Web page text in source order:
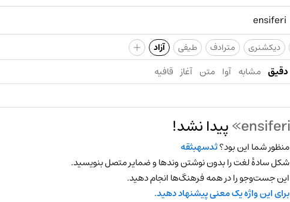
دیکشنری مترادف طیفی آزاد +
دقیق مشابه آوا متن آغاز قافیه
پیدا نشد!
منظور شما این بود؟ثدسهبثقه
شکل سادهٔ لغت را بدون نوشتن وندها و ضمایر متصل بنویسید.
این جست‌وجو را در همه فرهنگ‌ها انجام دهید.
برای این واژه یک معنی پیشنهاد دهید.